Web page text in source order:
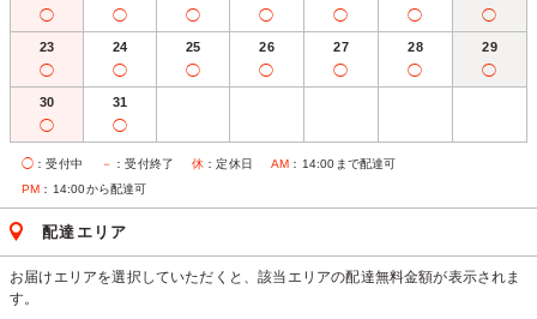
◯ ◯ ◯ ◯ ◯ ◯ ◯
23
◯
24
◯
25
◯
26
◯
27
◯
28
◯
29
◯
30
◯
31
◯
◯ ：受付中 － ：受付終了 休 ：定休日 AM ：14:00まで配達可
PM ：14:00から配達可
配達エリア
お届けエリアを選択していただくと、該当エリアの配達無料金額が表示されま
す。